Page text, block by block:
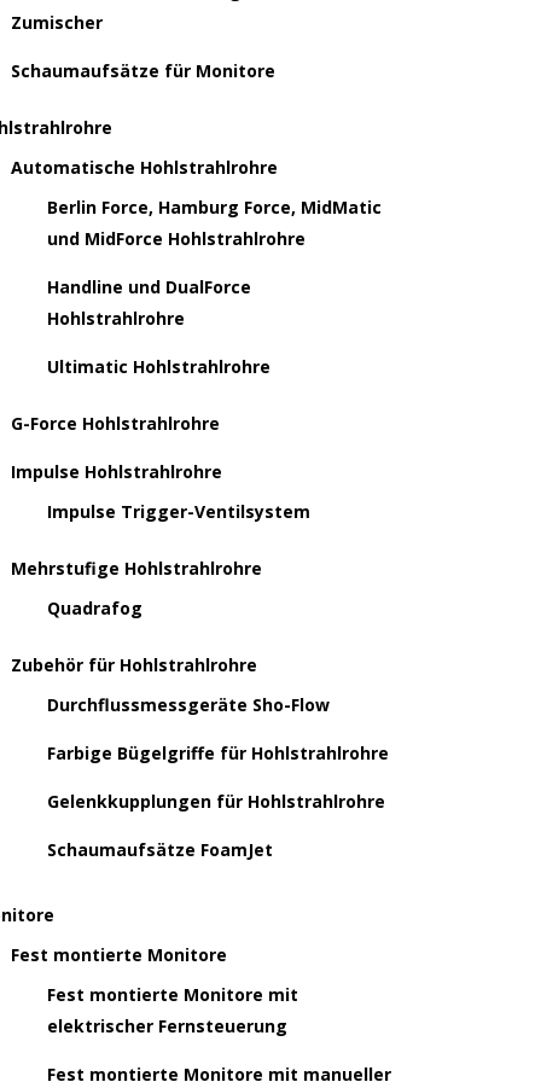
Zumischer
Schaumaufsätze für Monitore
Automatische Hohlstrahlrohre
Berlin Force, Hamburg Force, MidMatic
und MidForce Hohlstrahlrohre
Handline und DualForce
Hohlstrahlrohre
Ultimatic Hohlstrahlrohre
G-Force Hohlstrahlrohre
Impulse Hohlstrahlrohre
Impulse Trigger-Ventilsystem
Mehrstufige Hohlstrahlrohre
Quadrafog
Zubehör für Hohlstrahlrohre
Durchflussmessgeräte Sho-Flow
Farbige Bügelgriffe für Hohlstrahlrohre
Gelenkkupplungen für Hohlstrahlrohre
Schaumaufsätze FoamJet
Fest montierte Monitore
Fest montierte Monitore mit
elektrischer Fernsteuerung
Fest montierte Monitore mit manueller